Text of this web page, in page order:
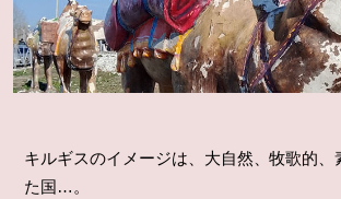
キルギスのイメージは、大自然、牧歌的、
た国…。